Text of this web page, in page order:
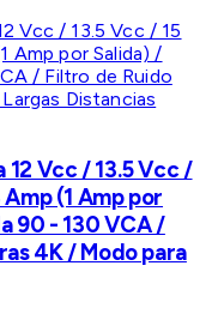
12 Vcc / 13.5 Vcc /
(1 Amp por
90 - 130 VCA /
4K / Modo para